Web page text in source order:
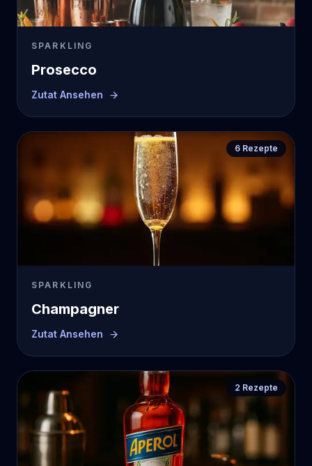
SPARKLING
Prosecco
Zutat Ansehen
6 Rezepte
SPARKLING
Champagner
Zutat Ansehen
2 Rezepte